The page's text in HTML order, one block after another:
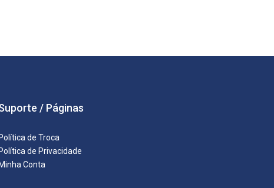
/ Páginas
Política de Troca
Política de Privacidade
Minha Conta